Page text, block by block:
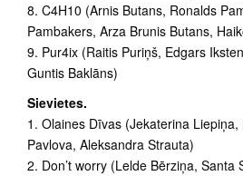
8. C4H10 (Arnis Butans, Ronalds
Pambakers, Arza Brunis Butans,
9. Pur4ix (Raitis Puriņš, Edgars
Guntis Baklāns)
Sievietes.
1. Olaines Dīvas (Jekaterina
Pavlova, Aleksandra Strauta)
2. Don’t worry (Lelde Bērziņa, Santa